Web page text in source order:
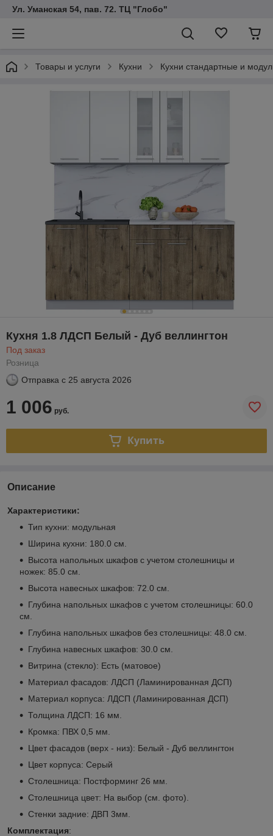
Ул. Уманская 54, пав. 72. ТЦ "Глобо"
Товары и услуги Кухни Кухни стандартные и
Кухня 1.8 ЛДСП Белый - Дуб веллингтон
Под заказ
Розница
Отправка с 25 августа 2026
1 006 руб.
Купить
Описание
Характеристики:
Тип кухни: модульная
Ширина кухни: 180.0 см.
Высота напольных шкафов с учетом столешницы и
ножек: 85.0 см.
Высота навесных шкафов: 72.0 см.
Глубина напольных шкафов с учетом столешницы: 60.0
см.
Глубина напольных шкафов без столешницы: 48.0 см.
Глубина навесных шкафов: 30.0 см.
Витрина (стекло): Есть (матовое)
Материал фасадов: ЛДСП (Ламинированная ДСП)
Материал корпуса: ЛДСП (Ламинированная ДСП)
Толщина ЛДСП: 16 мм.
Кромка: ПВХ 0,5 мм.
Цвет фасадов (верх - низ): Белый - Дуб веллингтон
Цвет корпуса: Серый
Столешница: Постформинг 26 мм.
Столешница цвет: На выбор (см. фото).
Стенки задние: ДВП 3мм.
Комплектация: